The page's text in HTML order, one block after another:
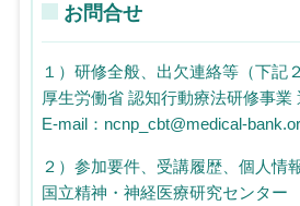
お問合せ
１）研修全般、出欠連絡等（下記
厚生労働省 認知行動療法研修事業
E-mail：ncnp_cbt@medical-
２）参加要件、受講履歴、個人情
国立精神・神経医療研究センター